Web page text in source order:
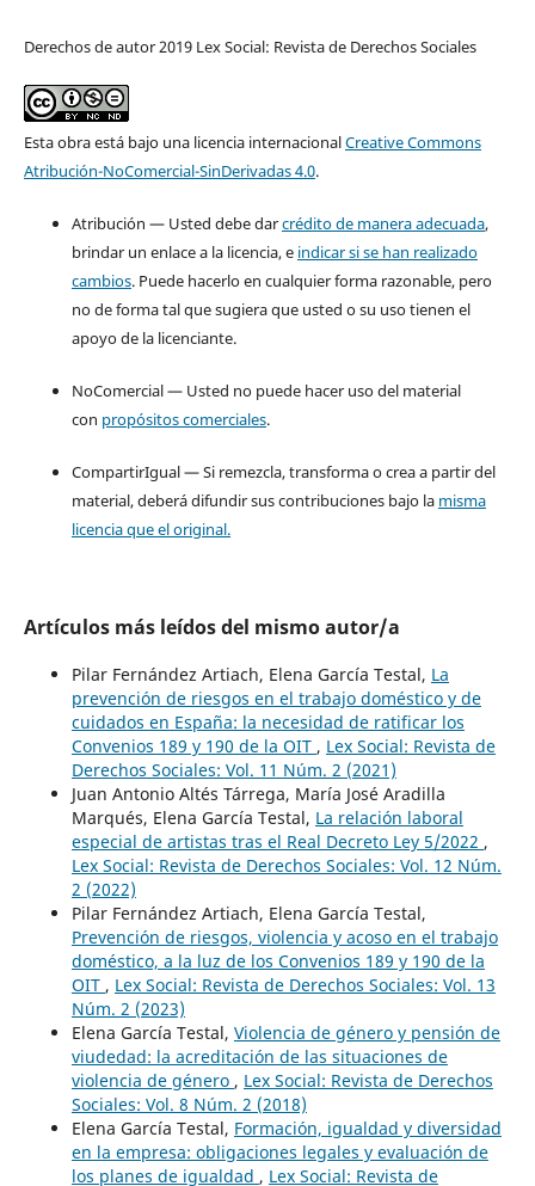
Derechos de autor 2019 Lex Social: Revista de Derechos Sociales
Esta obra está bajo una licencia internacionalCreative Commons
Atribución-NoComercial-SinDerivadas 4.0.
Atribución — Usted debe darcrédito de manera adecuada,
brindar un enlace a la licencia, e indicar si se han realizado
cambios. Puede hacerlo en cualquier forma razonable, pero
no de forma tal que sugiera que usted o su uso tienen el
apoyo de la licenciante.
NoComercial — Usted no puede hacer uso del material
con propósitos comerciales.
CompartirIgual — Si remezcla, transforma o crea a partir del
material, deberá difundir sus contribuciones bajo la misma
licencia que el original.
Artículos más leídos del mismo autor/a
Pilar Fernández Artiach, Elena García Testal, La
prevención de riesgos en el trabajo doméstico y de
cuidados en España: la necesidad de ratificar los
Convenios 189 y 190 de la OIT , Lex Social: Revista de
Derechos Sociales: Vol. 11 Núm. 2 (2021)
Juan Antonio Altés Tárrega, María José Aradilla
Marqués, Elena García Testal, La relación laboral
especial de artistas tras el Real Decreto Ley 5/2022 ,
Lex Social: Revista de Derechos Sociales: Vol. 12 Núm.
2 (2022)
Pilar Fernández Artiach, Elena García Testal,
Prevención de riesgos, violencia y acoso en el trabajo
doméstico, a la luz de los Convenios 189 y 190 de la
OIT , Lex Social: Revista de Derechos Sociales: Vol. 13
Núm. 2 (2023)
Elena García Testal, Violencia de género y pensión de
viudedad: la acreditación de las situaciones de
violencia de género , Lex Social: Revista de Derechos
Sociales: Vol. 8 Núm. 2 (2018)
Elena García Testal, Formación, igualdad y diversidad
en la empresa: obligaciones legales y evaluación de
los planes de igualdad , Lex Social: Revista de